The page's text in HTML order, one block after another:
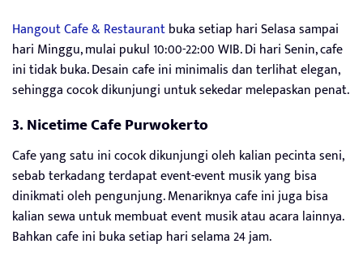
Hangout Cafe & Restaurantbuka setiap hari Selasa sampai
hari Minggu, mulai pukul 10:00-22:00 WIB. Di hari Senin, cafe
ini tidak buka. Desain cafe ini minimalis dan terlihat elegan,
sehingga cocok dikunjungi untuk sekedar melepaskan penat.
3. Nicetime Cafe Purwokerto
Cafe yang satu ini cocok dikunjungi oleh kalian pecinta seni,
sebab terkadang terdapat event-event musik yang bisa
dinikmati oleh pengunjung. Menariknya cafe ini juga bisa
kalian sewa untuk membuat event musik atau acara lainnya.
Bahkan cafe ini buka setiap hari selama 24 jam.